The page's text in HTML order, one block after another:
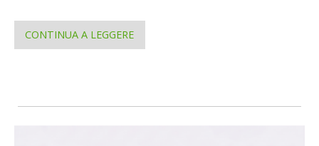
CONTINUA A LEGGERE